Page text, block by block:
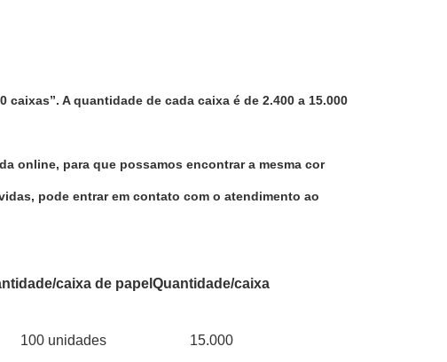
A quantidade de cada caixa é de 2.400 a 15.000
online, para que possamos encontrar a mesma cor
pode entrar em contato com o atendimento ao
caixa de papel Quantidade/caixa
100 unidades 15.000